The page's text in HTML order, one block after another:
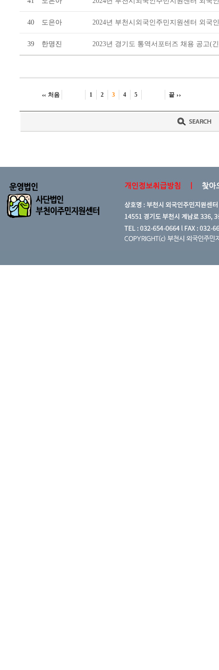
40 도은아 2024년 부천시외국인주민지원센터 외국
39 한명진 2023년 경기도 통역서포터즈 채용 공고(
처음 1 2 3 4 5 끝